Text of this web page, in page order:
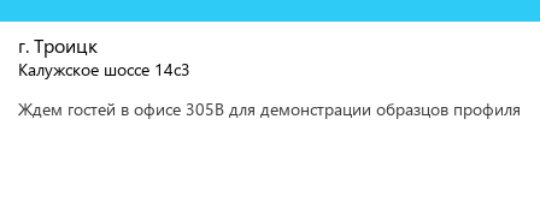
г. Троицк
Калужское шоссе 14с3
Ждем гостей в офисе 305В для демонстрации образцов профиля